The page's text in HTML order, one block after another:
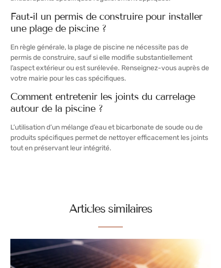
Faut-il un permis de construire pour installer
une plage de piscine ?
En règle générale, la plage de piscine ne nécessite pas de
permis de construire, sauf si elle modifie substantiellement
l’aspect extérieur ou est surélevée. Renseignez-vous auprès de
votre mairie pour les cas spécifiques.
Comment entretenir les joints du carrelage
autour de la piscine ?
L’utilisation d’un mélange d’eau et bicarbonate de soude ou de
produits spécifiques permet de nettoyer efficacement les joints
tout en préservant leur intégrité.
Articles similaires